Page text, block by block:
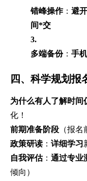
错峰操作： 避
间*交
3.
多端备份： 手
四、科学规划报
为什么有人了解时间
化！
前期准备阶段 （报名
政策研读 ： 详细学习
自我评估： 通过专业
倾向）